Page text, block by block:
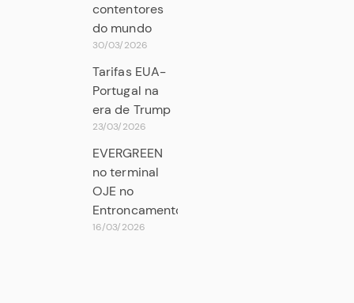
contentores
do mundo
30/03/2026
Tarifas EUA-
Portugal na
era de Trump
23/03/2026
EVERGREEN
no terminal
OJE no
Entroncamento
16/03/2026